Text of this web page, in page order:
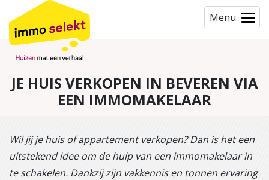
Menu
JE HUIS VERKOPEN IN BEVEREN VIA
EEN IMMOMAKELAAR
Wil jij je huis of appartement verkopen? Dan is het een
uitstekend idee om de hulp van een immomakelaar in
te schakelen. Dankzij zijn vakkennis en tonnen ervaring